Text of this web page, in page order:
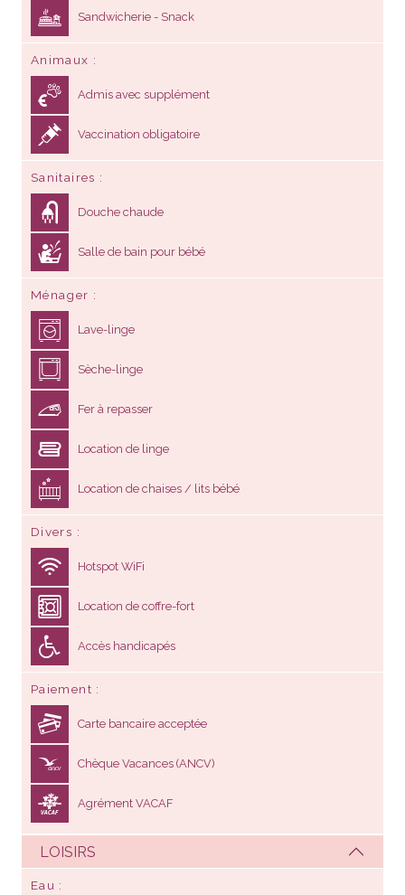
Sandwicherie - Snack
Animaux
Admis avec supplément
Vaccination obligatoire
Sanitaires
Douche chaude
Salle de bain pour bébé
Ménager
Lave-linge
Sèche-linge
Fer à repasser
Location de linge
Location de chaises / lits bébé
Divers
Hotspot WiFi
Location de coffre-fort
Accès handicapés
Paiement
Carte bancaire acceptée
Chèque Vacances (ANCV)
Agrément VACAF
LOISIRS
Eau